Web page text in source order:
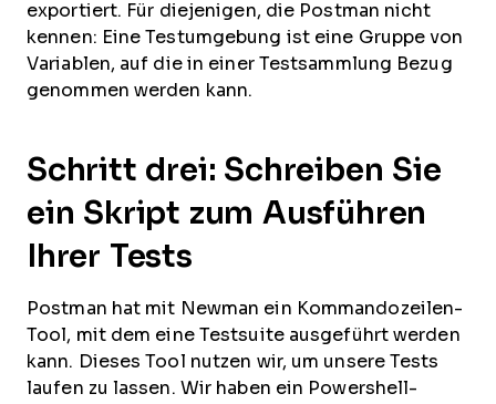
exportiert. Für diejenigen, die Postman nicht
kennen: Eine Testumgebung ist eine Gruppe von
Variablen, auf die in einer Testsammlung Bezug
genommen werden kann.
Schritt drei: Schreiben Sie
ein Skript zum Ausführen
Ihrer Tests
Postman hat mit Newman ein Kommandozeilen-
Tool, mit dem eine Testsuite ausgeführt werden
kann. Dieses Tool nutzen wir, um unsere Tests
laufen zu lassen. Wir haben ein Powershell-